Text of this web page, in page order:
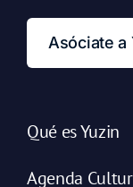
Asóciate a
Qué es Yuzin
Agenda